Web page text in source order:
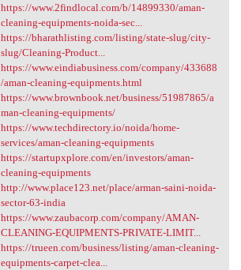
https://www.2findlocal.com/b/14899330/aman-
cleaning-equipments-noida-sec...
https://bharathlisting.com/listing/state-slug/city-
slug/Cleaning-Product...
https://www.eindiabusiness.com/company/433688
/aman-cleaning-equipments.html
https://www.brownbook.net/business/51987865/a
man-cleaning-equipments/
https://www.techdirectory.io/noida/home-
services/aman-cleaning-equipments
https://startupxplore.com/en/investors/aman-
cleaning-equipments
http://www.place123.net/place/arman-saini-noida-
sector-63-india
https://www.zaubacorp.com/company/AMAN-
CLEANING-EQUIPMENTS-PRIVATE-LIMIT...
https://trueen.com/business/listing/aman-cleaning-
equipments-carpet-clea...